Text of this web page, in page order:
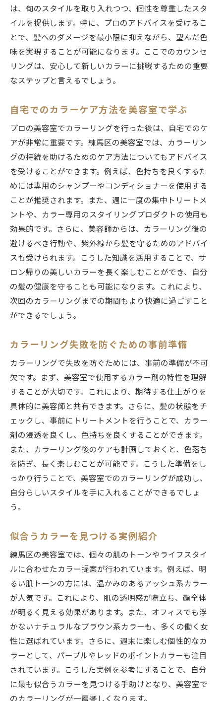
は、旬のスタイルを取り入れつつ、個性を尊重したスタ
イルを提供します。特に、プロのアドバイスを受けるこ
とで、髪へのダメージを最小限に抑えながら、望んだ色
味を実現することが可能になります。ここでのカウンセ
リングは、安心して新しいカラーに挑戦するための重要
なステップと言えるでしょう。
自宅でのカラーケア方法を美容室で学ぶ
プロの美容室でカラーリングを行った後は、自宅でのケ
アが非常に重要です。練馬区の美容室では、カラーリン
グの持続を助けるためのケア方法についてもアドバイス
を受けることができます。例えば、色持ちを良くするた
めには専用のシャンプーやコンディショナーを使用する
ことが推奨されます。また、週に一度の集中トリートメ
ントや、カラー専用のスタイリングプロダクトの使用も
効果的です。さらに、美容師からは、カラーリング後の
避けるべき行動や、紫外線から髪を守るためのアドバイ
スも受けられます。こうした知識を活用することで、サ
ロン帰りの美しいカラーを長く楽しむことができ、自分
の髪の健康を守ることも可能になります。これにより、
次回のカラーリングまでの期間もより快適に過ごすこと
ができるでしょう。
カラーリング失敗を防ぐための事前準備
カラーリングで失敗を防ぐためには、事前の準備が不可
欠です。まず、美容室で使用するカラー剤の特性を理解
することが大切です。これにより、期待する仕上がりを
具体的に美容師と共有できます。さらに、髪の状態をチ
ェックし、事前にトリートメントを行うことで、カラー
剤の浸透を良くし、色持ちを良くすることができます。
また、カラーリング後のケアも計画しておくと、色落ち
を防ぎ、長く楽しむことが可能です。こうした準備をし
っかり行うことで、美容室でのカラーリングが成功し、
自分らしいスタイルを手に入れることができるでしょ
う。
似合うカラーを見つける実例紹介
練馬区の美容室では、個々の肌のトーンやライフスタイ
ルに合わせたカラー提案が行われています。例えば、明
るい肌トーンの方には、温かみのあるアッシュ系カラー
が人気です。これにより、肌の透明感が際立ち、顔全体
が明るく見える効果があります。また、オフィスでも浮
かないナチュラルなブラウン系カラーも、多くの働く女
性に選ばれています。さらに、週末に楽しむ個性的なカ
ラーとして、パープルやレッドのポイントカラーも注目
されています。こうした実例を参考にすることで、自分
に最も似合うカラーを見つける手助けとなり、美容室で
のカラーリングが一層楽しくなります。